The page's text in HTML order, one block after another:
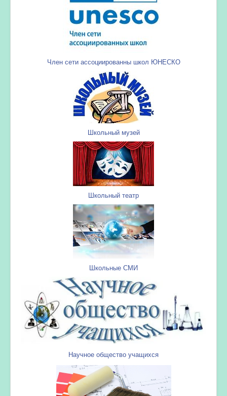
Член сети ассоциированны школ ЮНЕСКО
Школьный музей
Школьный театр
Школьные СМИ
Научное общество учащихся